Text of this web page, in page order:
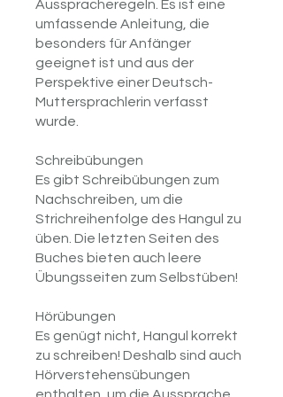
Ausspracheregeln. Es ist eine
umfassende Anleitung, die
besonders für Anfänger
geeignet ist und aus der
Perspektive einer Deutsch-
Muttersprachlerin verfasst
wurde.
Schreibübungen
Es gibt Schreibübungen zum
Nachschreiben, um die
Strichreihenfolge des Hangul zu
üben. Die letzten Seiten des
Buches bieten auch leere
Übungsseiten zum Selbstüben!
Hörübungen
Es genügt nicht, Hangul korrekt
zu schreiben! Deshalb sind auch
Hörverstehensübungen